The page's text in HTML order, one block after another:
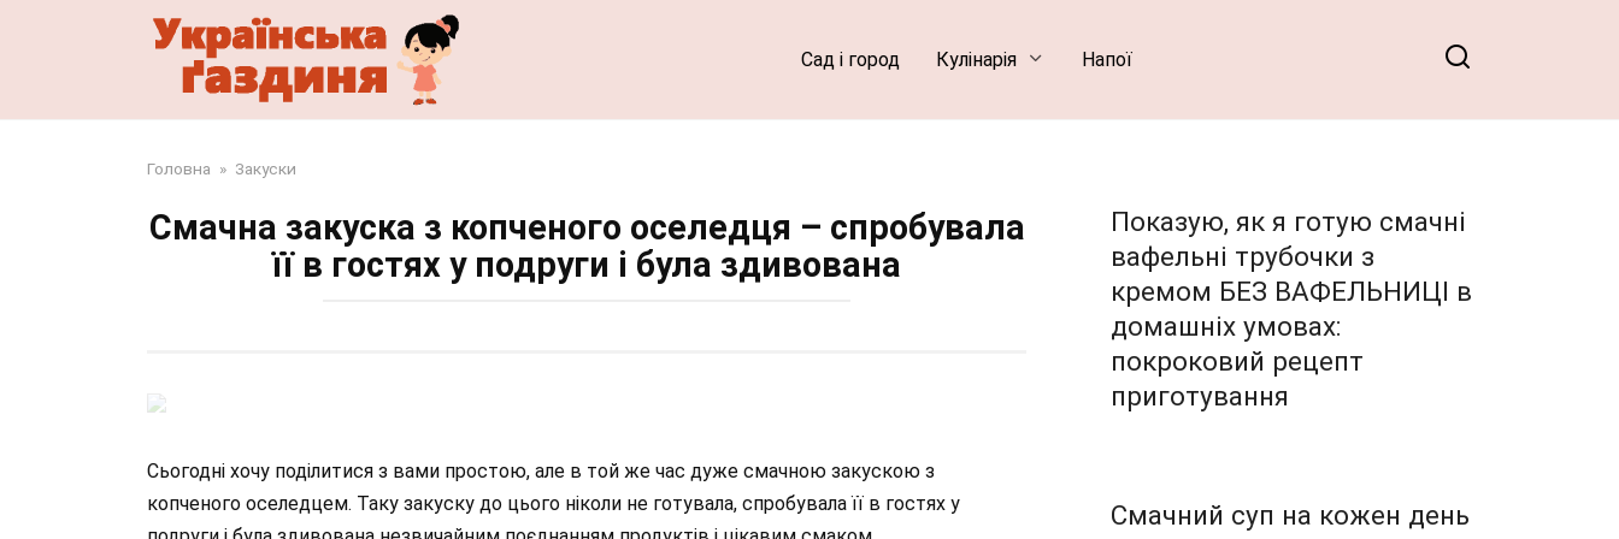
Сад і город Кулінарія Напої
Головна » Закуски
Смачна закуска з копченого оселедця – спробувала
її в гостях у подруги і була здивована
Сьогодні хочу поділитися з вами простою, але в той же час дуже смачною закускою з
копченого оселедцем. Таку закуску до цього ніколи не готувала, спробувала її в гостях у
Показую, як я готую смачні
вафельні трубочки з
кремом БЕЗ ВАФЕЛЬНИЦІ в
домашніх умовах:
покроковий рецепт
приготування
Смачний суп на кожен день